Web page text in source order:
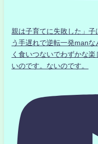
親は子育てに失敗した」
う手遅れで逆転一発manな
く食いつないでわずかな
いのです。ないのです。